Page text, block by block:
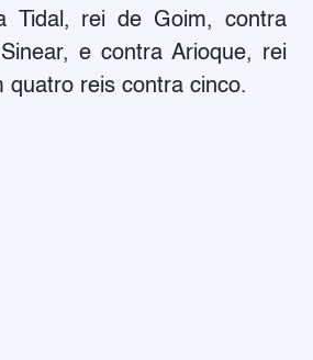
Tidal, rei de Goim, contra
e contra Arioque, rei
quatro reis contra cinco.